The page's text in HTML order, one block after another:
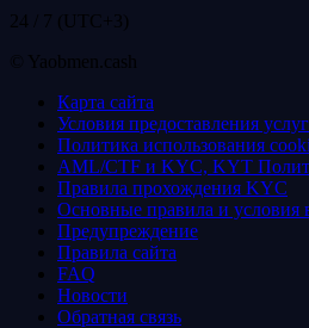
24 / 7 (UTC+3)
© Yaobmen.cash
Карта сайта
Условия предоставления услуг
Политика использования
AML/CTF и KYC, KYT
Правила прохождения KYC
Основные правила и условия
Предупреждение
Правила сайта
FAQ
Новости
Обратная связь